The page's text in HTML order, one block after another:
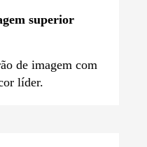
superior
de imagem com
líder.